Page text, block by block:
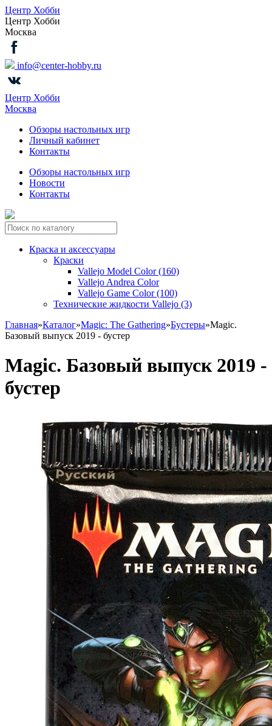
Центр Хобби
Центр Хобби
Москва
info@center-hobby.ru
Центр Хобби
Москва
Обзоры настольных игр
Личный кабинет
Контакты
Обзоры настольных игр
Новости
Контакты
Краска и аксессуары
Краски
Vallejo Model Color (160)
Vallejo Andrea Color
Vallejo Game Color (100)
Технические жидкости Vallejo (3)
Главная»Каталог»Magic: The Gathering»Бустеры»Magic.
Базовый выпуск 2019 - бустер
Magic. Базовый выпуск 2019 -
бустер